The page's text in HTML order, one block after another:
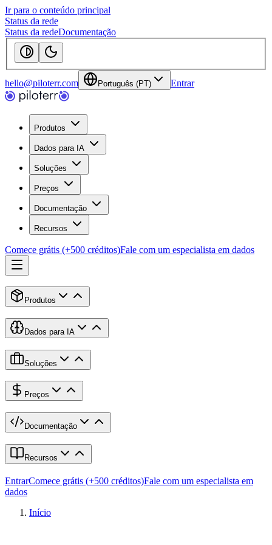
Ir para o conteúdo principal
Status da rede
Status da redeDocumentação
hello@piloterr.com Português (PT) Entrar
Produtos
Dados para IA
Soluções
Preços
Documentação
Recursos
Comece grátis (+500 créditos)Fale com um especialista em dados
Produtos
Dados para IA
Soluções
Preços
Documentação
Recursos
EntrarComece grátis (+500 créditos)Fale com um especialista em
dados
Início